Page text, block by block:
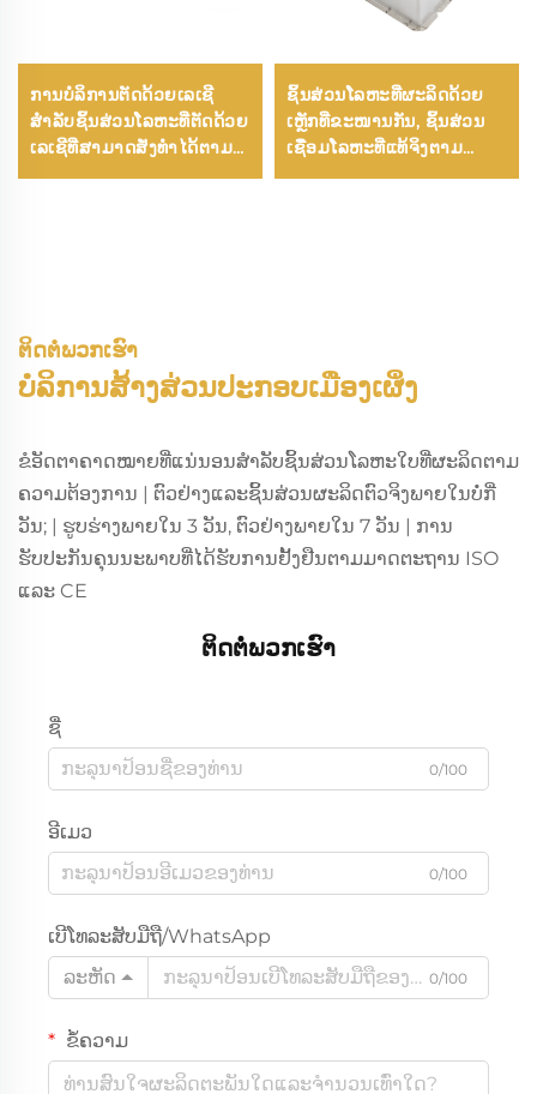
ການບໍລິການຕັດດ້ວຍເລເຊີ
ສຳລັບຊິ້ນສ່ວນໂລຫະທີ່ຕັດດ້ວຍ
ເລເຊີທີ່ສາມາດສັ່ງທຳໄດ້ຕາມ
ຄວາມຕ້ອງການ
ຊິ້ນສ່ວນໂລຫະທີ່ຜະລິດດ້ວຍ
ເຫຼັກທີ່ຂະໜານກັນ, ຊິ້ນສ່ວນ
ເຊື່ອມໂລຫະທີ່ແທ້ຈິງຕາມ
ຄວາມຕ້ອງການ
ຕິດຕໍ່ພວກເຮົາ
ບໍລິການສ້າງສ່ວນປະກອບເມືອງເຜິ່ງ
ຂໍອັດຕາຄາດໝາຍທີ່ແນ່ນອນສຳລັບຊິ້ນສ່ວນໂລຫະໃບທີ່ຜະລິດຕາມ
ຄວາມຕ້ອງການ | ຕົວຢ່າງແລະຊິ້ນສ່ວນຜະລິດຕົວຈິງພາຍໃນບໍ່ກີ່
ວັນ; | ຮູບຮ່າງພາຍໃນ 3 ວັນ, ຕົວຢ່າງພາຍໃນ 7 ວັນ | ການ
ຮັບປະກັນຄຸນນະພາບທີ່ໄດ້ຮັບການຢັ້ງຢືນຕາມມາດຕະຖານ ISO
ແລະ CE
ຕິດຕໍ່ພວກເຮົາ
ຊື່
0/100
ອີເມວ
0/100
ເບີໂທລະສັບມືຖື/WhatsApp
ລະຫັດ
0/100
ຂໍ້ຄວາມ